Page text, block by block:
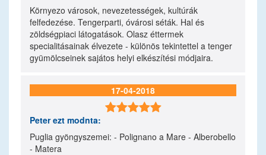
Környezo városok, nevezetességek, kultúrák
felfedezése. Tengerparti, óvárosi séták. Hal és
zöldségpiaci látogatások. Olasz éttermek
specialitásainak élvezete - különös tekintettel a tenger
gyümölcseinek sajátos helyi elkészítési módjaira.
17-04-2018

Peterezt modnta:
Puglia gyöngyszemei: - Polignano a Mare - Alberobello
- Matera